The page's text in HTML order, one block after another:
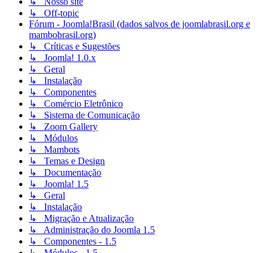
↳ Off-topic
Fórum - Joomla!Brasil (dados salvos de joomlabrasil.org e
mambobrasil.org)
↳ Críticas e Sugestões
↳ Joomla! 1.0.x
↳ Geral
↳ Instalação
↳ Componentes
↳ Comércio Eletrônico
↳ Sistema de Comunicação
↳ Zoom Gallery
↳ Módulos
↳ Mambots
↳ Temas e Design
↳ Documentação
↳ Joomla! 1.5
↳ Geral
↳ Instalação
↳ Migração e Atualização
↳ Administração do Joomla 1.5
↳ Componentes - 1.5